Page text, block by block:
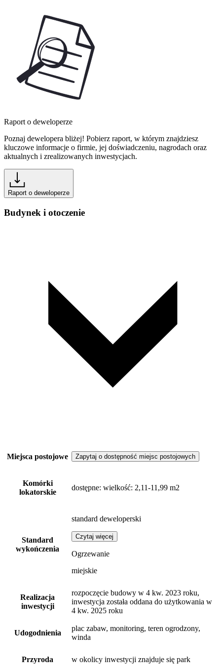
Raport o deweloperze
Poznaj dewelopera bliżej! Pobierz raport, w którym znajdziesz
kluczowe informacje o firmie, jej doświadczeniu, nagrodach oraz
aktualnych i zrealizowanych inwestycjach.
Raport o deweloperze
Budynek i otoczenie
Miejsca postojowe Zapytaj o dostępność miejsc postojowych
Komórki
lokatorskie
dostępne: wielkość: 2,11-11,99 m2
Standard
wykończenia
standard deweloperski
Czytaj więcej
Ogrzewanie
miejskie
Realizacja
inwestycji
rozpoczęcie budowy w 4 kw. 2023 roku,
inwestycja została oddana do użytkowania w
4 kw. 2025 roku
Udogodnienia
plac zabaw, monitoring, teren ogrodzony,
winda
Przyroda w okolicy inwestycji znajduje się park